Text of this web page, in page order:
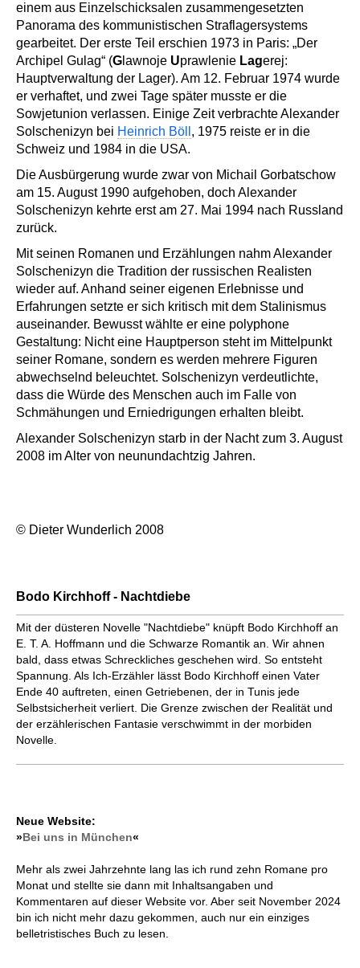
einem aus Einzelschicksalen zusammengesetzten
Panorama des kommunistischen Straflagersystems
gearbeitet. Der erste Teil erschien 1973 in Paris: „Der
Archipel Gulag“ (G lawnoje Uprawlenie Lagerej:
Hauptverwaltung der Lager). Am 12. Februar 1974 wurde
er verhaftet, und zwei Tage später musste er die
Sowjetunion verlassen. Einige Zeit verbrachte Alexander
Solschenizyn bei Heinrich Böll , 1975 reiste er in die
Schweiz und 1984 in die USA.
Die Ausbürgerung wurde zwar von Michail Gorbatschow
am 15. August 1990 aufgehoben, doch Alexander
Solschenizyn kehrte erst am 27. Mai 1994 nach Russland
zurück.
Mit seinen Romanen und Erzählungen nahm Alexander
Solschenizyn die Tradition der russischen Realisten
wieder auf. Anhand seiner eigenen Erlebnisse und
Erfahrungen setzte er sich kritisch mit dem Stalinismus
auseinander. Bewusst wählte er eine polyphone
Gestaltung: Nicht eine Hauptperson steht im Mittelpunkt
seiner Romane, sondern es werden mehrere Figuren
abwechselnd beleuchtet. Solschenizyn verdeutlichte,
dass die Würde des Menschen auch im Falle von
Schmähungen und Erniedrigungen erhalten bleibt.
Alexander Solschenizyn starb in der Nacht zum 3. August
2008 im Alter von neunundachtzig Jahren.
© Dieter Wunderlich 2008
Bodo Kirchhoff - Nachtdiebe
Mit der düsteren Novelle "Nachtdiebe" knüpft Bodo Kirchhoff an
E. T. A. Hoffmann und die Schwarze Romantik an. Wir ahnen
bald, dass etwas Schreckliches geschehen wird. So entsteht
Spannung. Als Ich-Erzähler lässt Bodo Kirchhoff einen Vater
Ende 40 auftreten, einen Getriebenen, der in Tunis jede
Selbstsicherheit verliert. Die Grenze zwischen der Realität und
der erzählerischen Fantasie verschwimmt in der morbiden
Novelle.
Neue Website:
»Bei uns in München«
Mehr als zwei Jahrzehnte lang las ich rund zehn Romane pro
Monat und stellte sie dann mit Inhaltsangaben und
Kommentaren auf dieser Website vor. Aber seit November 2024
bin ich nicht mehr dazu gekommen, auch nur ein einziges
belletristisches Buch zu lesen.